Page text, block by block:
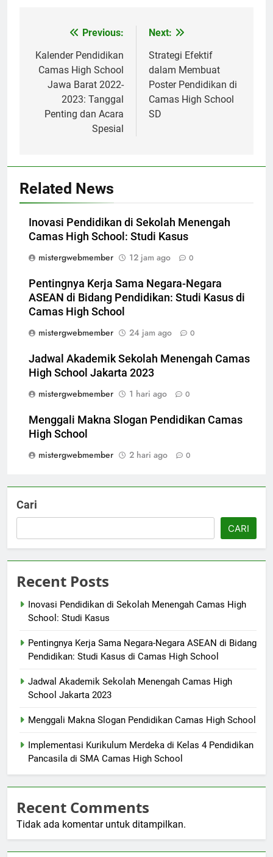
Navigasi
pos
Previous:
Kalender Pendidikan
Camas High School
Jawa Barat 2022-
2023: Tanggal
Penting dan Acara
Spesial
Next:
Strategi Efektif
dalam Membuat
Poster Pendidikan di
Camas High School
SD
Related News
Inovasi Pendidikan di Sekolah Menengah
Camas High School: Studi Kasus
mistergwebmember
12 jam ago 0
Pentingnya Kerja Sama Negara-Negara
ASEAN di Bidang Pendidikan: Studi Kasus di
Camas High School
mistergwebmember
24 jam ago 0
Jadwal Akademik Sekolah Menengah Camas
High School Jakarta 2023
mistergwebmember
1 hari ago 0
Menggali Makna Slogan Pendidikan Camas
High School
mistergwebmember
2 hari ago 0
Cari
CARI
Recent Posts
Inovasi Pendidikan di Sekolah Menengah Camas High
School: Studi Kasus
Pentingnya Kerja Sama Negara-Negara ASEAN di Bidang
Pendidikan: Studi Kasus di Camas High School
Jadwal Akademik Sekolah Menengah Camas High
School Jakarta 2023
Menggali Makna Slogan Pendidikan Camas High School
Implementasi Kurikulum Merdeka di Kelas 4 Pendidikan
Pancasila di SMA Camas High School
Recent Comments
Tidak ada komentar untuk ditampilkan.